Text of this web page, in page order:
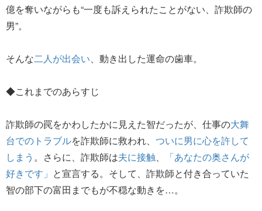
億を奪いながらも“一度も訴えられたことがない、詐欺師の
男”。
そんな二人が出会い 、動き出した運命の歯車。
◆これまでのあらすじ
詐欺師の罠をかわしたかに見えた智だったが、仕事の大舞
台でのトラブルを詐欺師に救われ、 ついに男に心を許して
しまう 。さらに、詐欺師は夫に接触
「あなたの奥さんが
好きです」 と宣言する。そして、詐欺師と付き合っていた
智の部下の富田までもが不穏な動きを…。